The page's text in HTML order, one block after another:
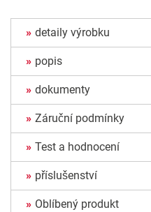
detaily výrobku
popis
dokumenty
Záruční podmínky
Test a hodnocení
příslušenství
Oblíbený produkt